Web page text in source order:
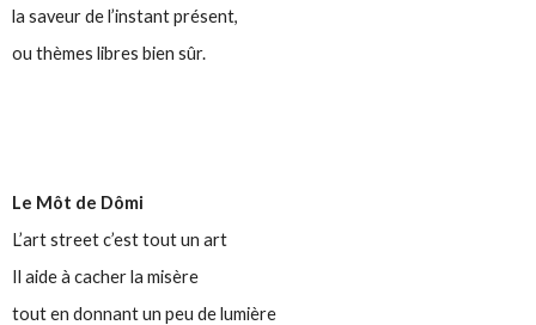
la saveur de l’instant présent,
ou thèmes libres bien sûr.
Le Môt de Dômi
L’art street c’est tout un art
Il aide à cacher la misère
tout en donnant un peu de lumière